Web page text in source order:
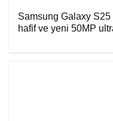
Samsung Galaxy S25
hafif ve yeni 50MP